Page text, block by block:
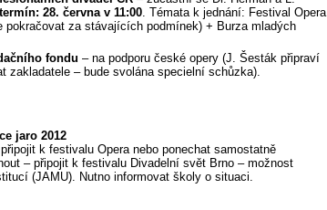
termín: 28. června v 11:00. Témata k jednání: Festival Opera
pokračovat za stávajících podmínek) + Burza mladých
fondu – na podporu české opery (J. Šesták připraví
zakladatele – bude svolána specielní schůzka).
jaro 2012
k festivalu Opera nebo ponechat samostatně
– připojit k festivalu Divadelní svět Brno – možnost
(JAMU). Nutno informovat školy o situaci.